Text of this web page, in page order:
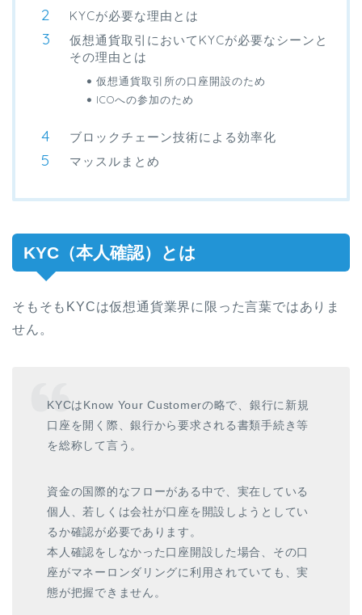
KYCが必要な理由とは
仮想通貨取引においてKYCが必要なシーンと
その理由とは
仮想通貨取引所の口座開設のため
ICOへの参加のため
ブロックチェーン技術による効率化
マッスルまとめ
KYC（本人確認）とは
そもそもKYCは仮想通貨業界に限った言葉ではありま
せん。
KYCはKnow Your Customerの略で、銀行に新規
口座を開く際、銀行から要求される書類手続き等
を総称して言う。
資金の国際的なフローがある中で、実在している
個人、若しくは会社が口座を開設しようとしてい
るか確認が必要であります。
本人確認をしなかった口座開設した場合、その口
座がマネーロンダリングに利用されていても、実
態が把握できません。